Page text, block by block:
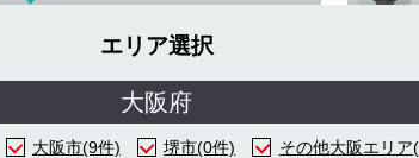
エリア選択
大阪府
大阪市(9件) 堺市(0件) その他大阪エリア